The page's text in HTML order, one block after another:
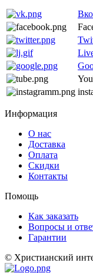
Информация
О нас
Доставка
Оплата
Скидки
Контакты
Помощь
Как заказать
Вопросы и
Гарантии
© Христианский